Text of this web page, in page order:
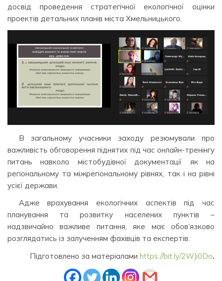
досвід проведення стратегічної екологічної оцінки
проектів детальних планів міста Хмельницького.
В загальному учасники заходу резюмували про
важливість обговорення піднятих під час онлайн-тренінгу
питань навколо містобудівної документації як на
регіональному та міжрегіональному рівнях, так і на рівні
усієї держави.
Адже врахування екологічних аспектів під час
планування та розвитку населених пунктів –
надзвичайно важливе питання, яке має обов’язково
розглядатись із залученням фахівців та експертів.
Підготовлено за матеріалами https://bit.ly/2WJi0Do.